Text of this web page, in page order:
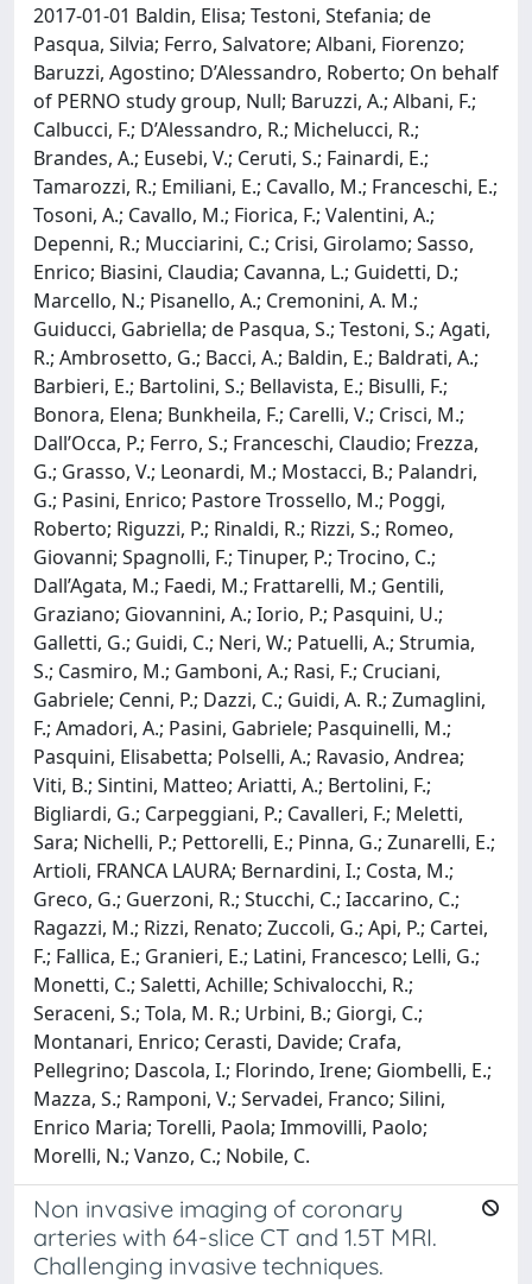
2017-01-01 Baldin, Elisa; Testoni, Stefania; de
Pasqua, Silvia; Ferro, Salvatore; Albani, Fiorenzo;
Baruzzi, Agostino; D’Alessandro, Roberto; On behalf
of PERNO study group, Null; Baruzzi, A.; Albani, F.;
Calbucci, F.; D’Alessandro, R.; Michelucci, R.;
Brandes, A.; Eusebi, V.; Ceruti, S.; Fainardi, E.;
Tamarozzi, R.; Emiliani, E.; Cavallo, M.; Franceschi, E.;
Tosoni, A.; Cavallo, M.; Fiorica, F.; Valentini, A.;
Depenni, R.; Mucciarini, C.; Crisi, Girolamo; Sasso,
Enrico; Biasini, Claudia; Cavanna, L.; Guidetti, D.;
Marcello, N.; Pisanello, A.; Cremonini, A. M.;
Guiducci, Gabriella; de Pasqua, S.; Testoni, S.; Agati,
R.; Ambrosetto, G.; Bacci, A.; Baldin, E.; Baldrati, A.;
Barbieri, E.; Bartolini, S.; Bellavista, E.; Bisulli, F.;
Bonora, Elena; Bunkheila, F.; Carelli, V.; Crisci, M.;
Dall’Occa, P.; Ferro, S.; Franceschi, Claudio; Frezza,
G.; Grasso, V.; Leonardi, M.; Mostacci, B.; Palandri,
G.; Pasini, Enrico; Pastore Trossello, M.; Poggi,
Roberto; Riguzzi, P.; Rinaldi, R.; Rizzi, S.; Romeo,
Giovanni; Spagnolli, F.; Tinuper, P.; Trocino, C.;
Dall’Agata, M.; Faedi, M.; Frattarelli, M.; Gentili,
Graziano; Giovannini, A.; Iorio, P.; Pasquini, U.;
Galletti, G.; Guidi, C.; Neri, W.; Patuelli, A.; Strumia,
S.; Casmiro, M.; Gamboni, A.; Rasi, F.; Cruciani,
Gabriele; Cenni, P.; Dazzi, C.; Guidi, A. R.; Zumaglini,
F.; Amadori, A.; Pasini, Gabriele; Pasquinelli, M.;
Pasquini, Elisabetta; Polselli, A.; Ravasio, Andrea;
Viti, B.; Sintini, Matteo; Ariatti, A.; Bertolini, F.;
Bigliardi, G.; Carpeggiani, P.; Cavalleri, F.; Meletti,
Sara; Nichelli, P.; Pettorelli, E.; Pinna, G.; Zunarelli, E.;
Artioli, FRANCA LAURA; Bernardini, I.; Costa, M.;
Greco, G.; Guerzoni, R.; Stucchi, C.; Iaccarino, C.;
Ragazzi, M.; Rizzi, Renato; Zuccoli, G.; Api, P.; Cartei,
F.; Fallica, E.; Granieri, E.; Latini, Francesco; Lelli, G.;
Monetti, C.; Saletti, Achille; Schivalocchi, R.;
Seraceni, S.; Tola, M. R.; Urbini, B.; Giorgi, C.;
Montanari, Enrico; Cerasti, Davide; Crafa,
Pellegrino; Dascola, I.; Florindo, Irene; Giombelli, E.;
Mazza, S.; Ramponi, V.; Servadei, Franco; Silini,
Enrico Maria; Torelli, Paola; Immovilli, Paolo;
Morelli, N.; Vanzo, C.; Nobile, C.
Non invasive imaging of coronary
arteries with 64-slice CT and 1.5T MRI.
Challenging invasive techniques.